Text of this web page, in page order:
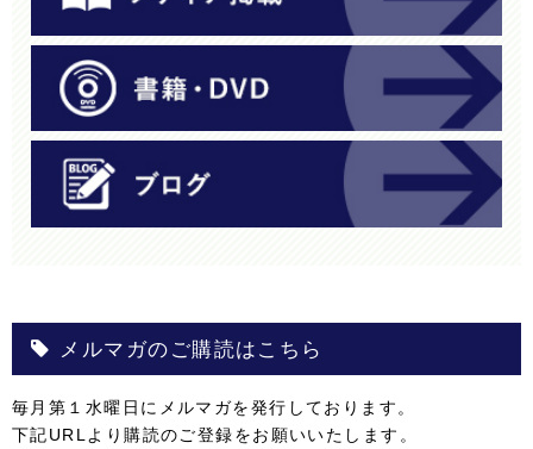
メルマガのご購読はこちら
毎月第１水曜日にメルマガを発行しております。
下記URLより購読のご登録をお願いいたします。